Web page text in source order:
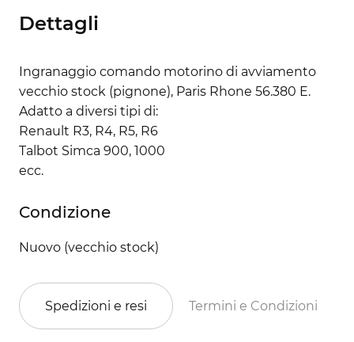
Dettagli
Ingranaggio comando motorino di avviamento
vecchio stock (pignone), Paris Rhone 56.380 E.
Adatto a diversi tipi di:
Renault R3, R4, R5, R6
Talbot Simca 900, 1000
ecc.
Condizione
Nuovo (vecchio stock)
Spedizioni e resi Termini e Condizioni